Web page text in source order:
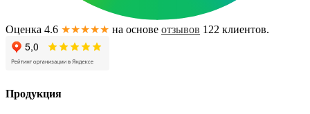
Оценка 4.6 ★★★★★ на основе отзывов 122 клиентов.
Продукция